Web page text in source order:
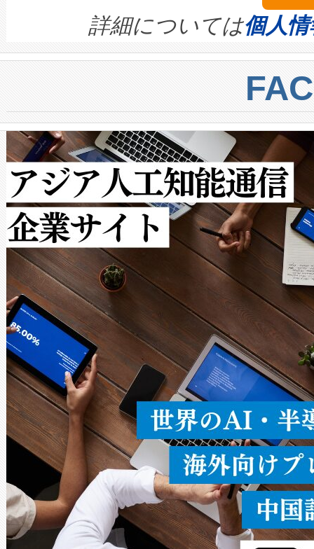
quality and reliability for AI
BESS stack to ensure battery
centers. Voltaiqは、ai&のAI
からシステム統合、試運転、
クルの各段階のデータを監視
[…]
す。ノーマルモードでは、
ートル先まで検出でき、これ
トに対して約600メートルに
では、反射率10％のターゲッ
で向上し、最大検知距離は
ットだけで最大1キロメート
ルの変電所周囲を監視でき、
作業と点群処理を簡素化でき
Avia 2は、2種類のFOVオプシ
× 80°のノーマルモード、長
ードを切り替えて使用するこ
ることなく、単一のデバイス
うにします。遠距離まで届く
密度なスキャ […]
詳細については個人